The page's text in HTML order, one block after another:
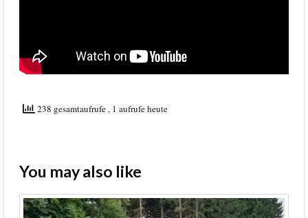
238 gesamtaufrufe, 1 aufrufe heute
You may also like